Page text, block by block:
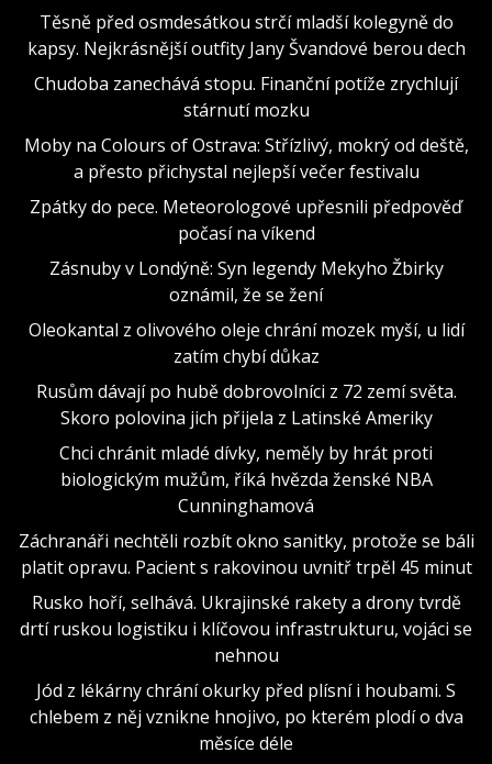
Těsně před osmdesátkou strčí mladší kolegyně do
kapsy. Nejkrásnější outfity Jany Švandové berou dech
Chudoba zanechává stopu. Finanční potíže zrychlují
stárnutí mozku
Moby na Colours of Ostrava: Střízlivý, mokrý od deště,
a přesto přichystal nejlepší večer festivalu
Zpátky do pece. Meteorologové upřesnili předpověď
počasí na víkend
Zásnuby v Londýně: Syn legendy Mekyho Žbirky
oznámil, že se žení
Oleokantal z olivového oleje chrání mozek myší, u lidí
zatím chybí důkaz
Rusům dávají po hubě dobrovolníci z 72 zemí světa.
Skoro polovina jich přijela z Latinské Ameriky
Chci chránit mladé dívky, neměly by hrát proti
biologickým mužům, říká hvězda ženské NBA
Cunninghamová
Záchranáři nechtěli rozbít okno sanitky, protože se báli
platit opravu. Pacient s rakovinou uvnitř trpěl 45 minut
Rusko hoří, selhává. Ukrajinské rakety a drony tvrdě
drtí ruskou logistiku i klíčovou infrastrukturu, vojáci se
nehnou
Jód z lékárny chrání okurky před plísní i houbami. S
chlebem z něj vznikne hnojivo, po kterém plodí o dva
měsíce déle